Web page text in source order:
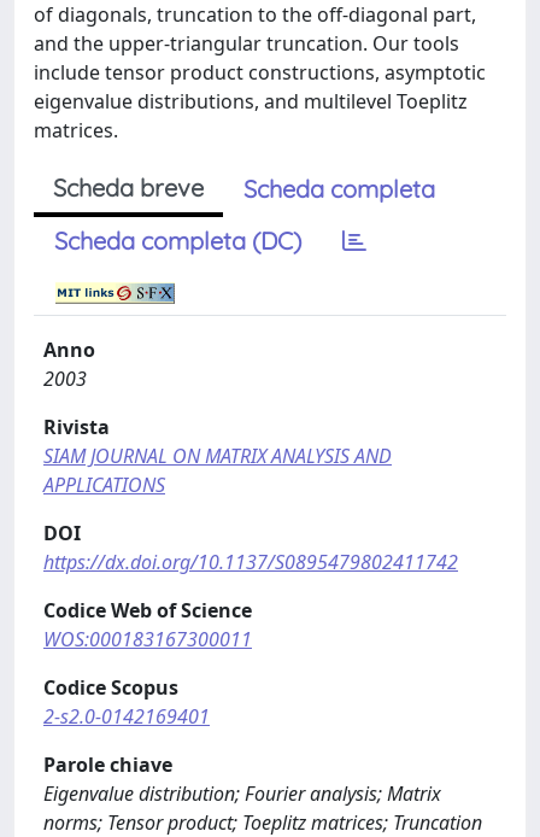
of diagonals, truncation to the off-diagonal part,
and the upper-triangular truncation. Our tools
include tensor product constructions, asymptotic
eigenvalue distributions, and multilevel Toeplitz
matrices.
Scheda breve
Scheda completa
Scheda completa (DC)
Anno
2003
Rivista
SIAM JOURNAL ON MATRIX ANALYSIS AND
APPLICATIONS
DOI
https://dx.doi.org/10.1137/S0895479802411742
Codice Web of Science
WOS:000183167300011
Codice Scopus
2-s2.0-0142169401
Parole chiave
Eigenvalue distribution; Fourier analysis; Matrix
norms; Tensor product; Toeplitz matrices; Truncation